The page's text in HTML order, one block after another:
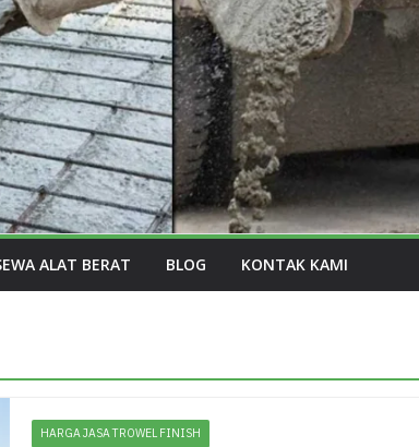
ALAT BERAT BLOG KONTAK KAMI
HARGA JASA TROWEL FINISH